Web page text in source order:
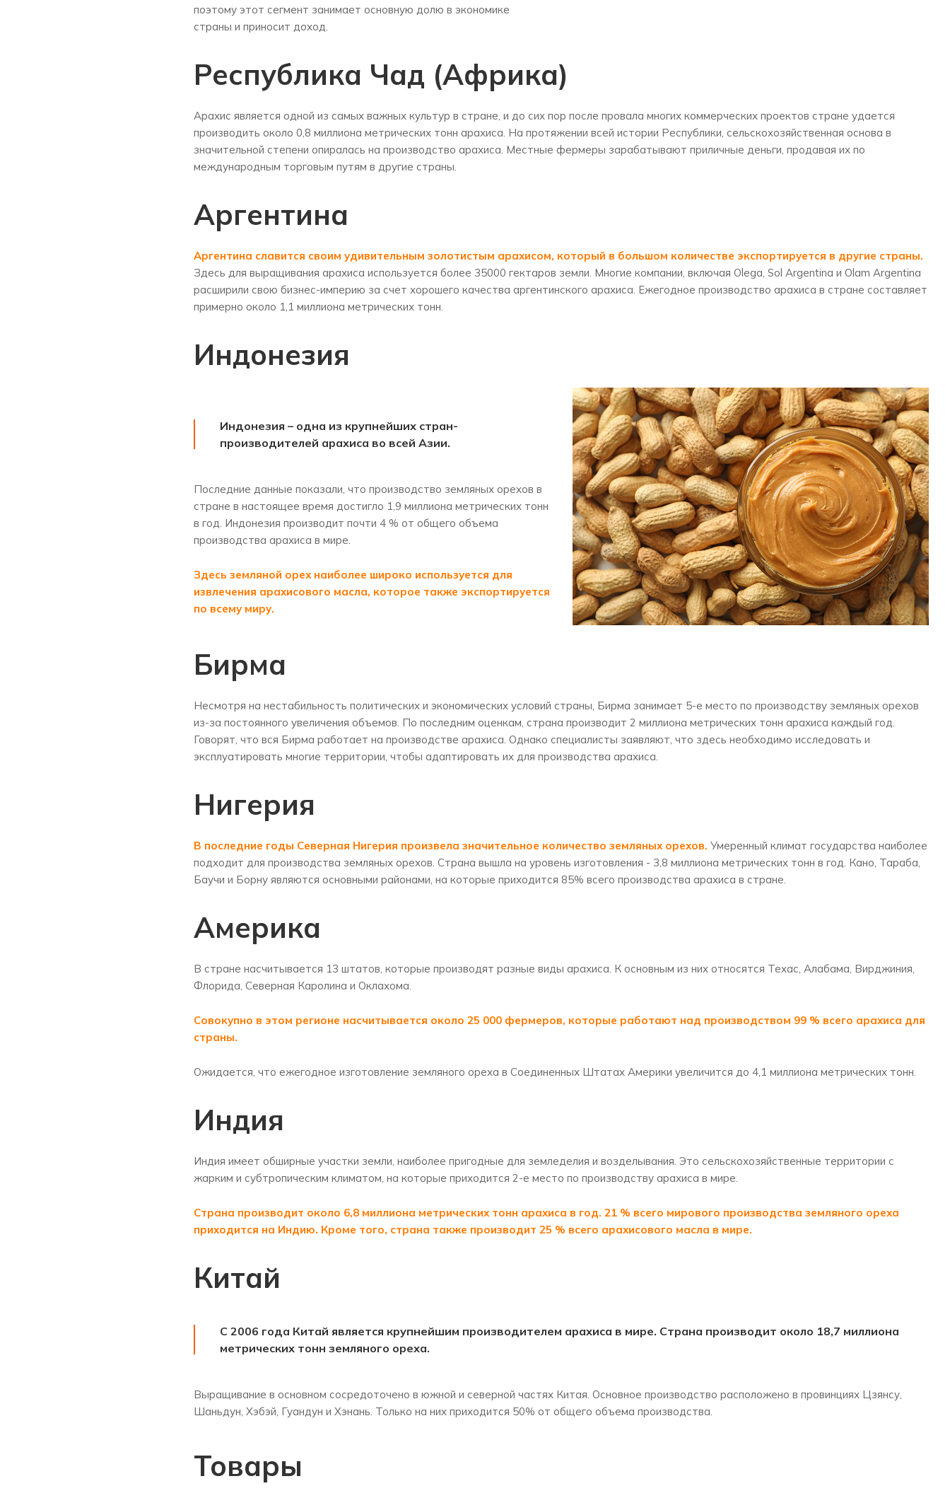
поэтому этот сегмент занимает основную долю в экономике
страны и приносит доход.
Республика Чад (Африка)
Арахис является одной из самых важных культур в стране, и до сих пор после провала многих коммерческих проектов стране удается
производить около 0,8 миллиона метрических тонн арахиса. На протяжении всей истории Республики, сельскохозяйственная основа в
значительной степени опиралась на производство арахиса. Местные фермеры зарабатывают приличные деньги, продавая их по
международным торговым путям в другие страны.
Аргентина
Аргентина славится своим удивительным золотистым арахисом, который в большом количестве экспортируется в другие страны.
Здесь для выращивания арахиса используется более 35000 гектаров земли. Многие компании, включая Olega, Sol Argentina и Olam Argentina
расширили свою бизнес-империю за счет хорошего качества аргентинского арахиса. Ежегодное производство арахиса в стране составляет
примерно около 1,1 миллиона метрических тонн.
Индонезия
Индонезия – одна из крупнейших стран-
производителей арахиса во всей Азии.
Последние данные показали, что производство земляных орехов в
стране в настоящее время достигло 1,9 миллиона метрических тонн
в год. Индонезия производит почти 4 % от общего объема
производства арахиса в мире.
Здесь земляной орех наиболее широко используется для
извлечения арахисового масла, которое также экспортируется
по всему миру.
Бирма
Несмотря на нестабильность политических и экономических условий страны, Бирма занимает 5-е место по производству земляных орехов
из-за постоянного увеличения объемов. По последним оценкам, страна производит 2 миллиона метрических тонн арахиса каждый год.
Говорят, что вся Бирма работает на производстве арахиса. Однако специалисты заявляют, что здесь необходимо исследовать и
эксплуатировать многие территории, чтобы адаптировать их для производства арахиса.
Нигерия
В последние годы Северная Нигерия произвела значительное количество земляных орехов. Умеренный климат государства наиболее
подходит для производства земляных орехов. Страна вышла на уровень изготовления - 3,8 миллиона метрических тонн в год. Кано, Тараба,
Баучи и Борну являются основными районами, на которые приходится 85% всего производства арахиса в стране.
Америка
В стране насчитывается 13 штатов, которые производят разные виды арахиса. К основным из них относятся Техас, Алабама, Вирджиния,
Флорида, Северная Каролина и Оклахома.
Совокупно в этом регионе насчитывается около 25 000 фермеров, которые работают над производством 99 % всего арахиса для
страны.
Ожидается, что ежегодное изготовление земляного ореха в Соединенных Штатах Америки увеличится до 4,1 миллиона метрических тонн.
Индия
Индия имеет обширные участки земли, наиболее пригодные для земледелия и возделывания. Это сельскохозяйственные территории с
жарким и субтропическим климатом, на которые приходится 2-е место по производству арахиса в мире.
Страна производит около 6,8 миллиона метрических тонн арахиса в год. 21 % всего мирового производства земляного ореха
приходится на Индию. Кроме того, страна также производит 25 % всего арахисового масла в мире.
Китай
С 2006 года Китай является крупнейшим производителем арахиса в мире. Страна производит около 18,7 миллиона
метрических тонн земляного ореха.
Выращивание в основном сосредоточено в южной и северной частях Китая. Основное производство расположено в провинциях Цзянсу,
Шаньдун, Хэбэй, Гуандун и Хэнань. Только на них приходится 50% от общего объема производства.
Товары